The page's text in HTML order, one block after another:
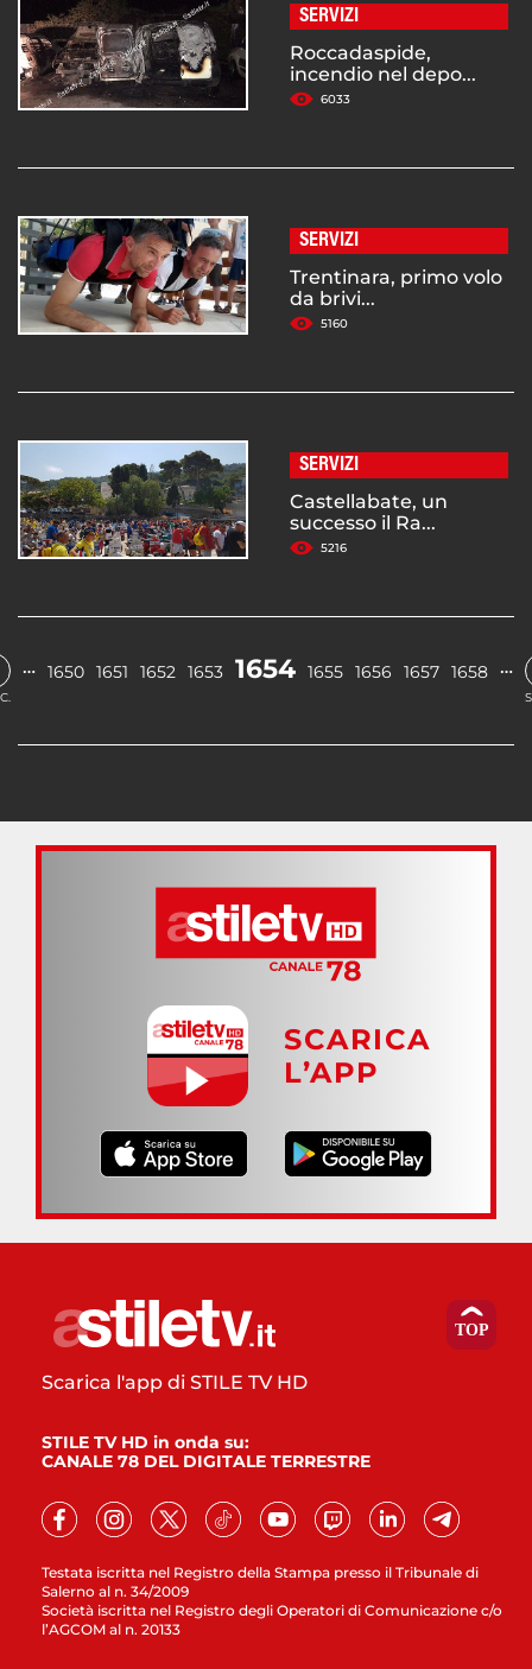
SERVIZI
Roccadaspide,
incendio nel depo...
6033
SERVIZI
Trentinara, primo volo
da brivi...
5160
SERVIZI
Castellabate, un
successo il Ra...
5216
… 1650 1651 1652 1653 1654 1655 1656 1657 1658 …
SCARICA
L’APP
Testata iscritta nel Registro della Stampa presso il Tribunale di
Salerno al n. 34/2009
Società iscritta nel Registro degli Operatori di Comunicazione c/o
l’AGCOM al n. 20133
Scarica l'app di STILE TV HD
STILE TV HD in onda su:
CANALE 78 DEL DIGITALE TERRESTRE